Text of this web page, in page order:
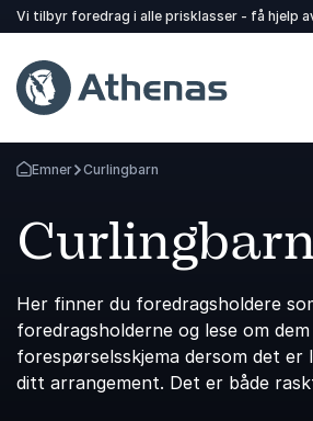
Vi tilbyr foredrag i alle prisklasser - få hjelp
Gå tilbake til startsiden
Emner Curlingbarn
Her finner du foredragsholdere
foredragsholderne og lese om
forespørselsskjema dersom det
ditt arrangement. Det er både